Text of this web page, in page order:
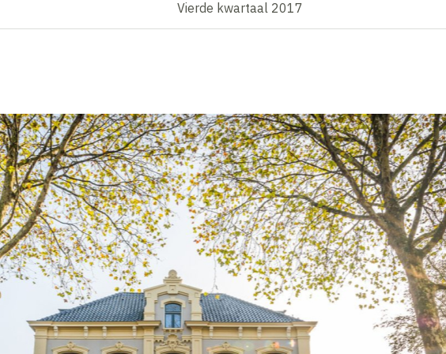
Vierde kwartaal 2017